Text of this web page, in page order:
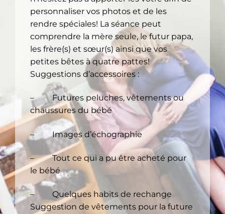
personnaliser vos photos et de les
rendre spéciales! La séance peut
comprendre la mère seule, le futur papa,
les frère(s) et sœur(s) ainsi que vos
petites bêtes à quatre pattes!
Suggestions d’accessoires :
– Futures peluches, vêtements ou
chaussures du bébé
– Images d’échographie
– Tout ce qui a pu être acheté pour
le bébé
– Quelques habits de rechange
Suggestion de vêtements pour la future